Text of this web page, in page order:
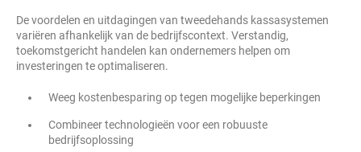
De voordelen en uitdagingen van tweedehands kassasystemen
variëren afhankelijk van de bedrijfscontext. Verstandig,
toekomstgericht handelen kan ondernemers helpen om
investeringen te optimaliseren.
Weeg kostenbesparing op tegen mogelijke beperkingen
Combineer technologieën voor een robuuste
bedrijfsoplossing